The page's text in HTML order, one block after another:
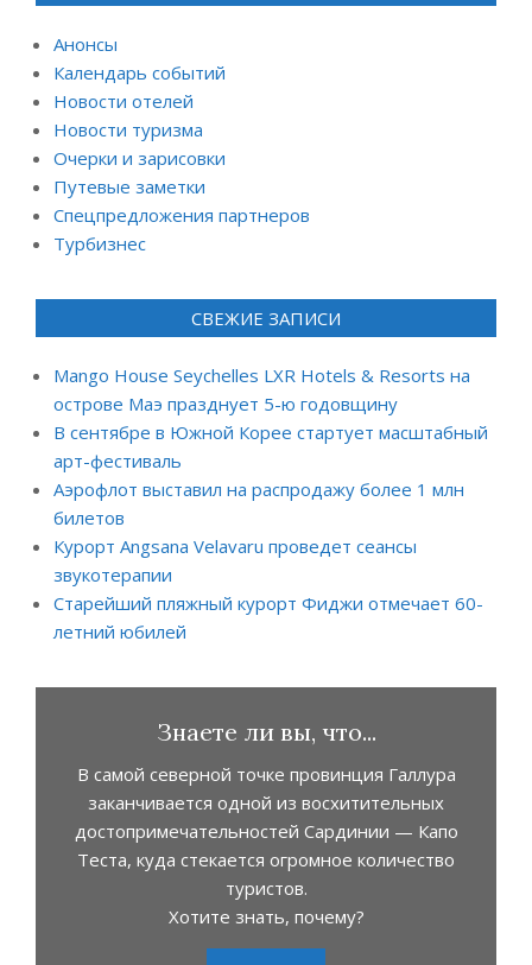
Анонсы
Календарь событий
Новости отелей
Новости туризма
Очерки и зарисовки
Путевые заметки
Спецпредложения партнеров
Турбизнес
СВЕЖИЕ ЗАПИСИ
Mango House Seychelles LXR Hotels & Resorts на
острове Маэ празднует 5-ю годовщину
В сентябре в Южной Корее стартует масштабный
арт-фестиваль
Аэрофлот выставил на распродажу более 1 млн
билетов
Курорт Angsana Velavaru проведет сеансы
звукотерапии
Старейший пляжный курорт Фиджи отмечает 60-
летний юбилей
Знаете ли вы, что...
В самой северной точке провинция Галлура
заканчивается одной из восхитительных
достопримечательностей Сардинии — Капо
Теста, куда стекается огромное количество
туристов.
Хотите знать, почему?